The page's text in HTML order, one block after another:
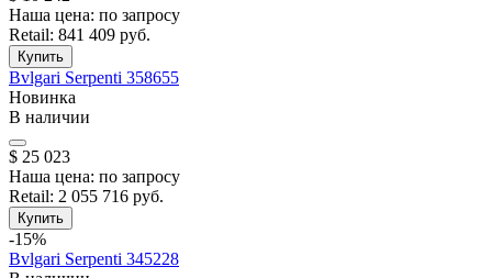
Наша цена: по запросу
Retail: 841 409 руб.
Купить
Bvlgari Serpenti 358655
Новинка
В наличии
$ 25 023
Наша цена: по запросу
Retail: 2 055 716 руб.
Купить
-15%
Bvlgari Serpenti 345228